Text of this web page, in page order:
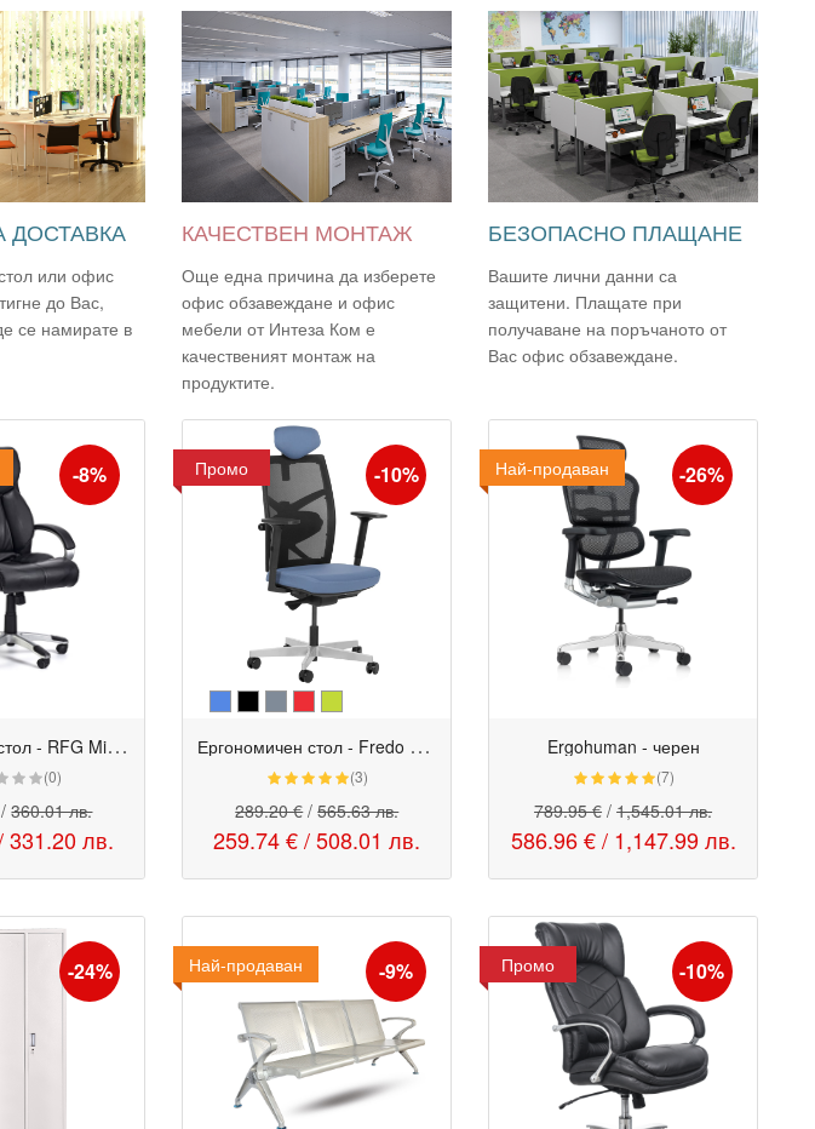
ДОСТАВКА
или офис
до Вас,
се намирате в
КАЧЕСТВЕН МОНТАЖ
Още една причина да изберете
офис обзавеждане и офис
мебели от Интеза Ком е
качественият монтаж на
продуктите.
БЕЗОПАСНО ПЛАЩАНЕ
Вашите лични данни са
защитени. Плащате при
получаване на поръчаното от
Вас офис обзавеждане.
-8%
Д
иректорски стол - RFG Midas черен
(0)
360.01 лв.
331.20 лв.
Промо -10%
Е
ргономичен стол - Fredo син
(3)
289.20 €/565.63 лв.
259.74 €/508.01 лв.
Промо
Най-продаван -26%
Ergohuman - черен
(7)
789.95 € /1,545.01 лв.
586.96 €/ 1,147.99 лв.
-24% Промо
Най-продаван -9% Промо -10%